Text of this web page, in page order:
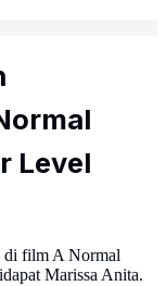
Level
di film A Normal
Marissa Anita.